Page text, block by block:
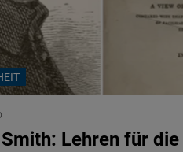
Lehren für